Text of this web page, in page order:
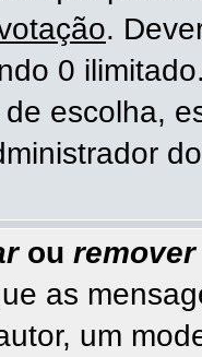
.
0
escolha,
ou remover
as
um